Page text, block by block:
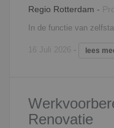
Regio Rotterdam -
16 Juli 2026 - lees
Renovatie